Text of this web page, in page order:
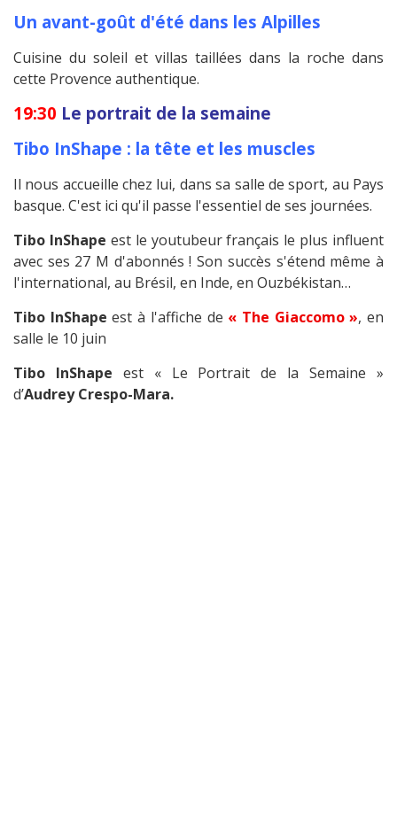
Un avant-goût d'été dans les Alpilles
Cuisine du soleil et villas taillées dans la roche dans
cette Provence authentique.
19:30 Le portrait de la semaine
Tibo InShape : la tête et les muscles
Il nous accueille chez lui, dans sa salle de sport, au Pays
basque. C'est ici qu'il passe l'essentiel de ses journées.
Tibo InShape est le youtubeur français le plus influent
avec ses 27 M d'abonnés ! Son succès s'étend même à
l'international, au Brésil, en Inde, en Ouzbékistan…
Tibo InShape est à l'affiche de « The Giaccomo », en
salle le 10 juin
Tibo InShape est « Le Portrait de la Semaine »
d’Audrey Crespo-Mara.